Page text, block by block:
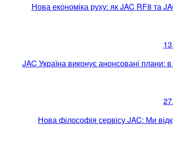
Нова економіка руху: як JAC RF8 та
JAC Україна виконує анонсовані плани:
Нова філософія сервісу JAC: Ми